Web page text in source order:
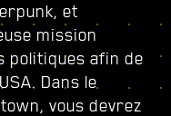
et
mission
politiques afin de
Dans le
vous devrez